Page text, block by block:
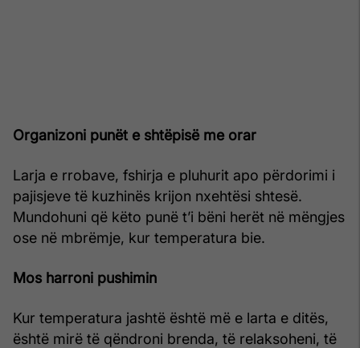
Organizoni punët e shtëpisë me orar
Larja e rrobave, fshirja e pluhurit apo përdorimi i
pajisjeve të kuzhinës krijon nxehtësi shtesë.
Mundohuni që këto punë t’i bëni herët në mëngjes
ose në mbrëmje, kur temperatura bie.
Mos harroni pushimin
Kur temperatura jashtë është më e larta e ditës,
është mirë të qëndroni brenda, të relaksoheni, të